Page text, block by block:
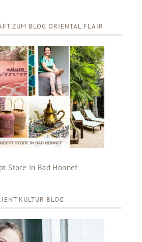
ZUM BLOG ORIENTAL FLAIR
Store in Bad Honnef
KULTUR BLOG